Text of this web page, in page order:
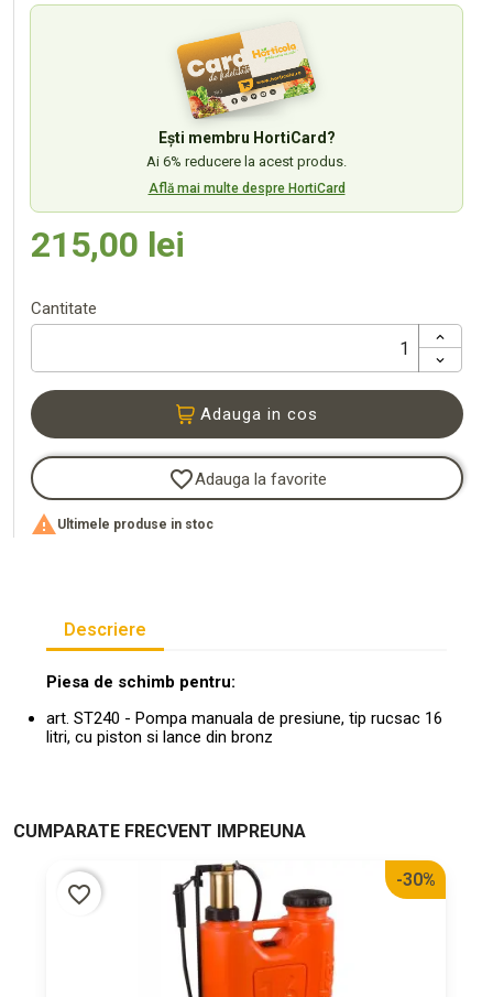
Ești membru HortiCard?
Ai 6% reducere la acest produs.
Află mai multe despre HortiCard
215,00 lei
Cantitate
Adauga in cos
favorite_borderAdauga la favorite
 Ultimele produse in stoc
Descriere
Piesa de schimb pentru:
art. ST240 - Pompa manuala de presiune, tip rucsac 16
litri, cu piston si lance din bronz
CUMPARATE FRECVENT IMPREUNA
-30%
favorite_border